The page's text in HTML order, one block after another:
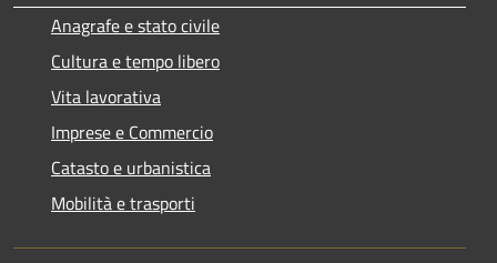
Anagrafe e stato civile
Cultura e tempo libero
Vita lavorativa
Imprese e Commercio
Catasto e urbanistica
Mobilità e trasporti